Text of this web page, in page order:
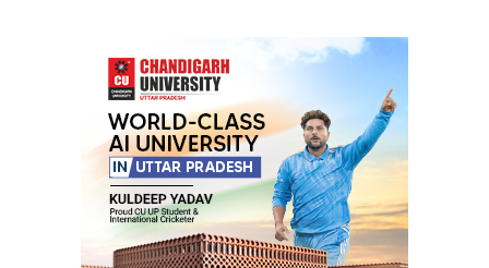
Your E-mail*
Submit Comment